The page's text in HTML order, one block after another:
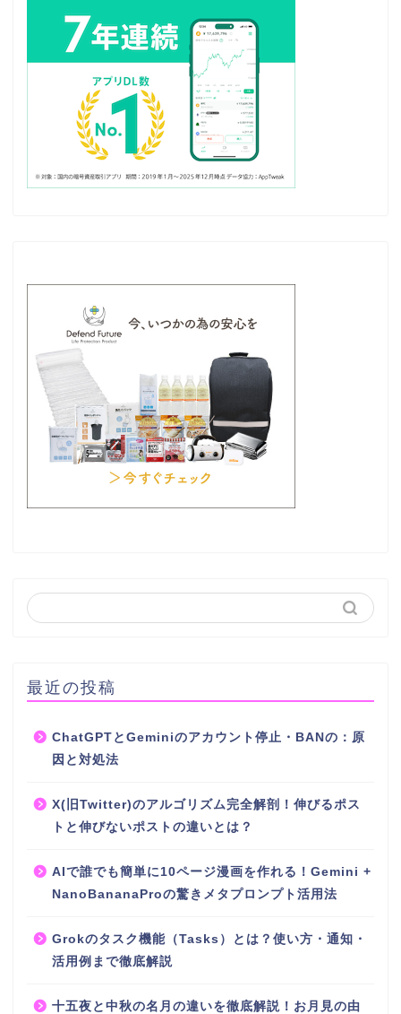
最近の投稿
ChatGPTとGeminiのアカウント停止・BANの：原
因と対処法
X(旧Twitter)のアルゴリズム完全解剖！伸びるポス
トと伸びないポストの違いとは？
AIで誰でも簡単に10ページ漫画を作れる！Gemini +
NanoBananaProの驚きメタプロンプト活用法
Grokのタスク機能（Tasks）とは？使い方・通知・
活用例まで徹底解説
十五夜と中秋の名月の違いを徹底解説！お月見の由